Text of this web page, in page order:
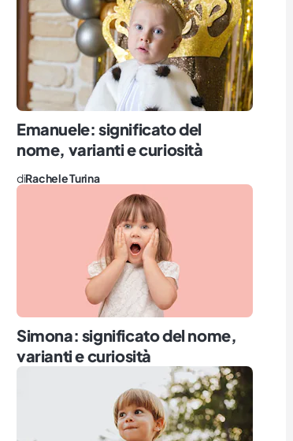
Emanuele: significato del
nome, varianti e curiosità
diRachele Turina
Simona: significato del nome,
varianti e curiosità